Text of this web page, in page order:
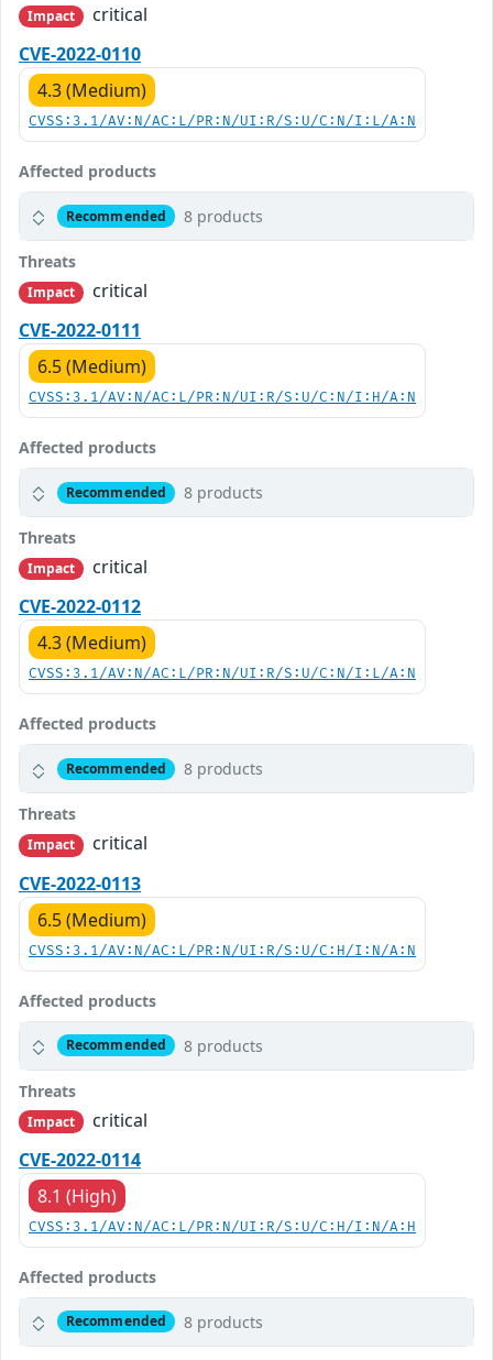
Impact
critical
CVE-2022-0110
4.3 (Medium)
CVSS:3.1/AV:N/AC:L/PR:N/UI:R/S:U/C:N/I:L/A:N
Affected products
Recommended 8 products
Threats
Impact
critical
CVE-2022-0111
6.5 (Medium)
CVSS:3.1/AV:N/AC:L/PR:N/UI:R/S:U/C:N/I:H/A:N
Affected products
Recommended 8 products
Threats
Impact
critical
CVE-2022-0112
4.3 (Medium)
CVSS:3.1/AV:N/AC:L/PR:N/UI:R/S:U/C:N/I:L/A:N
Affected products
Recommended 8 products
Threats
Impact
critical
CVE-2022-0113
6.5 (Medium)
CVSS:3.1/AV:N/AC:L/PR:N/UI:R/S:U/C:H/I:N/A:N
Affected products
Recommended 8 products
Threats
Impact
critical
CVE-2022-0114
8.1 (High)
CVSS:3.1/AV:N/AC:L/PR:N/UI:R/S:U/C:H/I:N/A:H
Affected products
Recommended 8 products